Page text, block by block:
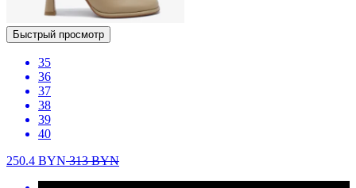
Быстрый просмотр
35
36
37
38
39
40
250.4 BYN313BYN